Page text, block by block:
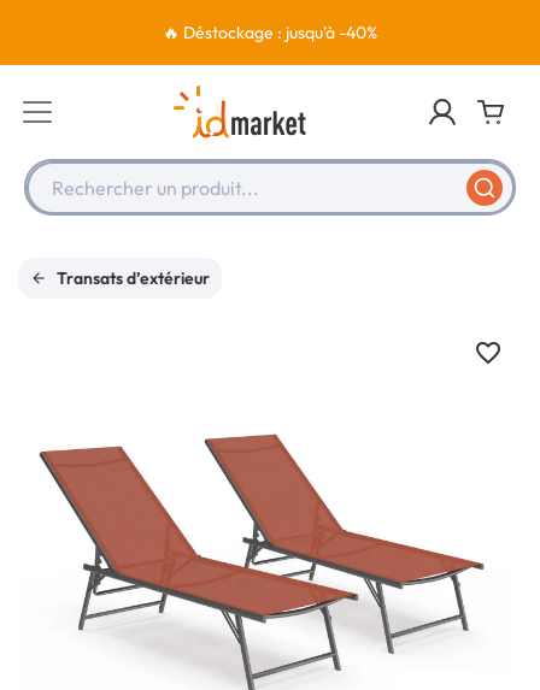
🔥 Déstockage : jusqu'à -40%
Rechercher un produit...
Transats d’extérieur
favorite_border